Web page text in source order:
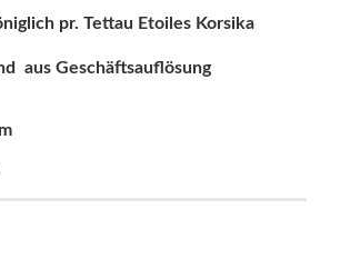
pr. Tettau Etoiles Korsika
aus Geschäftsauflösung